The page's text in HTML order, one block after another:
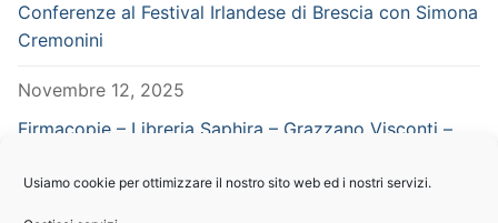
Usiamo cookie per ottimizzare il nostro sito web ed i nostri servizi.
Conferenze al Festival Irlandese di Brescia con Simona
Cremonini
Novembre 12, 2025
Firmacopie – Libreria Saphira – Grazzano Visconti –